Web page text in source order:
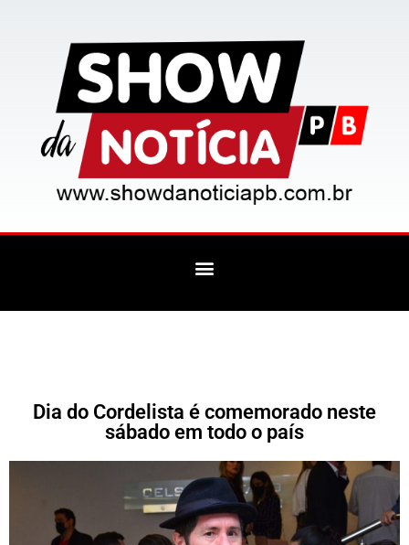
Dia do Cordelista é comemorado neste
sábado em todo o país